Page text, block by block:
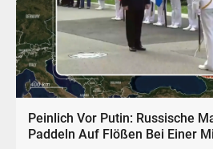
Peinlich Vor Putin: Russische
Paddeln Auf Flößen Bei Einer